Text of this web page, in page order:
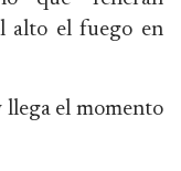
alto el fuego en
llega el momento